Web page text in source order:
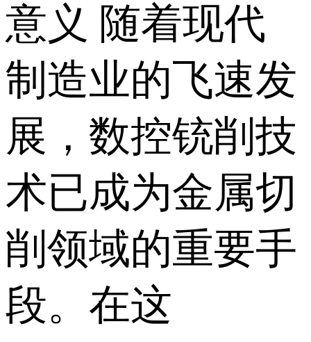
意义 随着现代
制造业的飞速发
展，数控铳削技
术已成为金属切
削领域的重要手
段。在这